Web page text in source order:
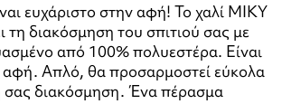
ευχάριστο στην αφή! Το χαλί MIKY
τη διακόσμηση του σπιτιού σας με
από 100% πολυεστέρα. Είναι
αφή. Απλό, θα προσαρμοστεί εύκολα
σας διακόσμηση. Ένα πέρασμα